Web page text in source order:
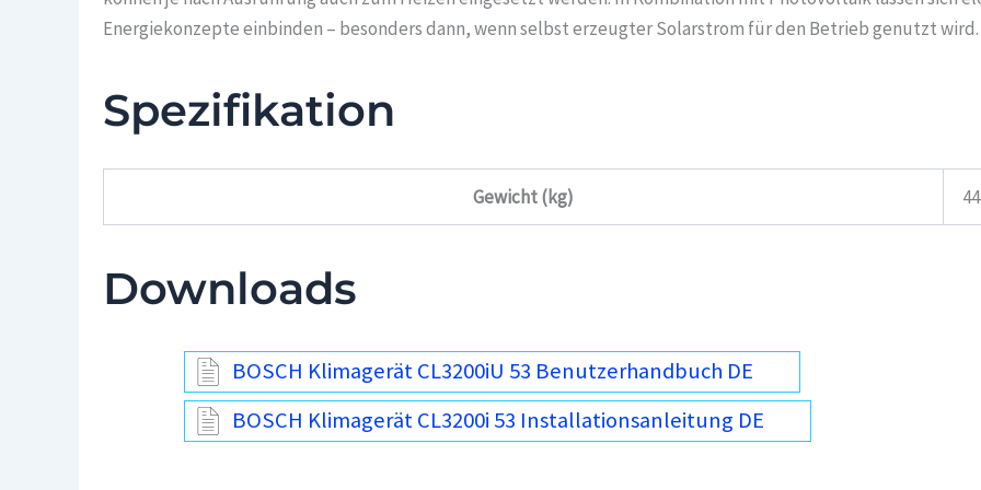
Energiekonzepte einbinden – besonders dann, wenn selbst erzeugter Solarstrom für den Betrieb genutzt wird.
Spezifikation
Gewicht (kg)
Downloads
BOSCH Klimagerät CL3200iU 53 Benutzerhandbuch DE
BOSCH Klimagerät CL3200i 53 Installationsanleitung DE